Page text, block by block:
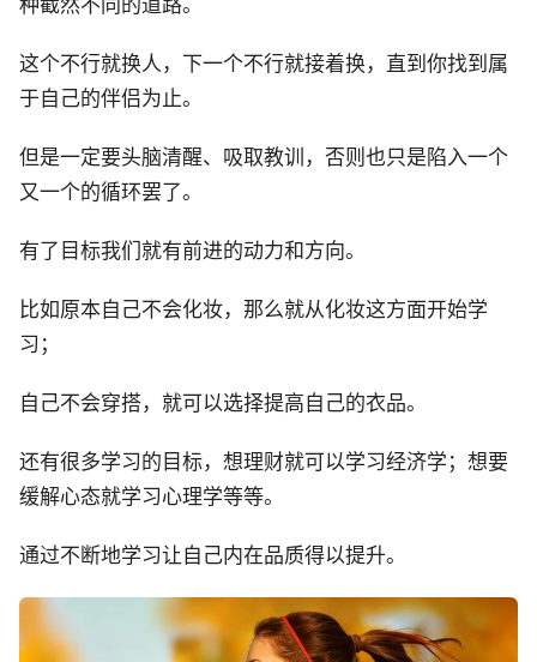
种截然不同的道路。
这个不行就换人，下一个不行就接着换，直到你找到属
于自己的伴侣为止。
但是一定要头脑清醒、吸取教训，否则也只是陷入一个
又一个的循环罢了。
有了目标我们就有前进的动力和方向。
比如原本自己不会化妆，那么就从化妆这方面开始学
习；
自己不会穿搭，就可以选择提高自己的衣品。
还有很多学习的目标，想理财就可以学习经济学；想要
缓解心态就学习心理学等等。
通过不断地学习让自己内在品质得以提升。